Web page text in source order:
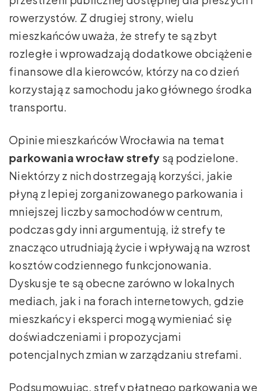
rowerzystów. Z drugiej strony, wielu
mieszkańców uważa, że strefy te są zbyt
rozległe i wprowadzają dodatkowe obciążenie
finansowe dla kierowców, którzy na co dzień
korzystają z samochodu jako głównego środka
transportu.
Opinie mieszkańców Wrocławia na temat
parkowania wrocław strefy są podzielone.
Niektórzy z nich dostrzegają korzyści, jakie
płyną z lepiej zorganizowanego parkowania i
mniejszej liczby samochodów w centrum,
podczas gdy inni argumentują, iż strefy te
znacząco utrudniają życie i wpływają na wzrost
kosztów codziennego funkcjonowania.
Dyskusje te są obecne zarówno w lokalnych
mediach, jak i na forach internetowych, gdzie
mieszkańcy i eksperci mogą wymieniać się
doświadczeniami i propozycjami
potencjalnych zmian w zarządzaniu strefami.
Podsumowując, strefy płatnego parkowania we